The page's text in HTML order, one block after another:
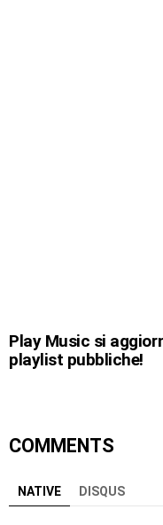
Play Music si
playlist pubbliche!
COMMENTS
NATIVE DISQUS